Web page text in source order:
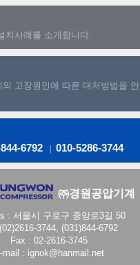
치사례를 소개합니다.
고장원인에 따른 대처방법을 안
6792
010-5286-3744
㈜경원공압기계
: 서울시 구로구 중앙로3길 50
3744, (031)844-6792
Fax : 02-2616-3745
mail : ignok@hanmail.net